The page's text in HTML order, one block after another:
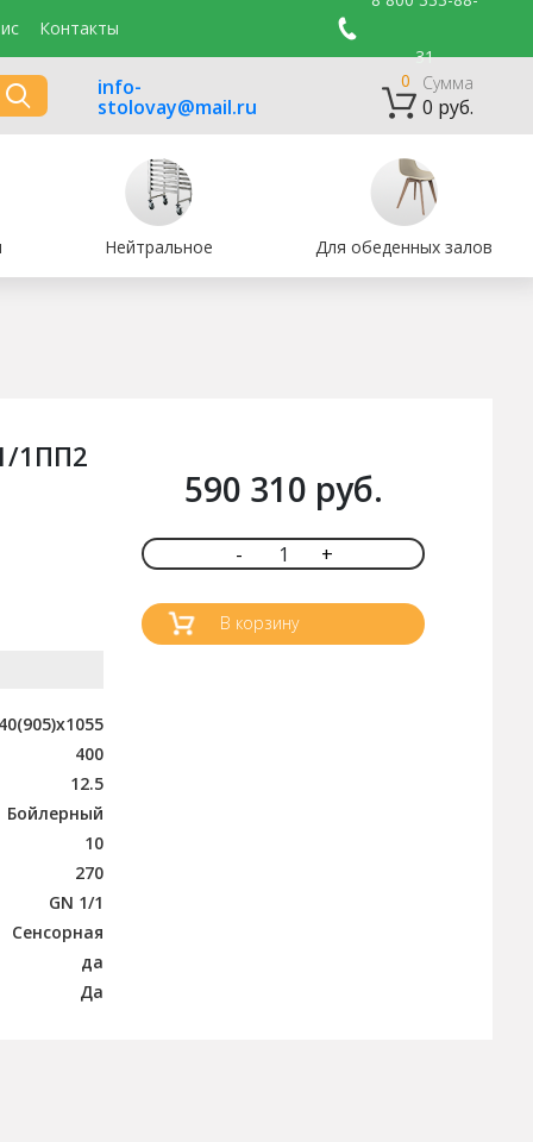
Контакты
31
info-
stolovay@mail.ru
0 Сумма
0 руб.
Нейтральное Для обеденных залов
1ПП2
400
12.5
Бойлерный
10
270
GN 1/1
Сенсорная
да
Да
590 310 руб.
- 1 +
В корзину